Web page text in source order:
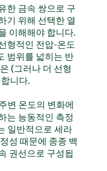
한 금속 쌍으로 구
기 위해 선택한 열
이해해야 합니다.
형적인 전압-온도
범위를 넓히는 반
(그러나 더 선형
니다.
변 온도의 변화에
는 능동적인 측정
일반적으로 세라
성 때문에 종종 백
권선으로 구성됩